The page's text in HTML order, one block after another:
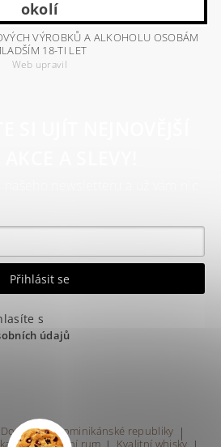
okolí
VÝROBKŮ A ALKOHOLU OSOBÁM
18-TI LET
Web upravil
s
údajů
Doutníky z Dominikánské republiky |
Kvalitní rum Kvalitní whisky